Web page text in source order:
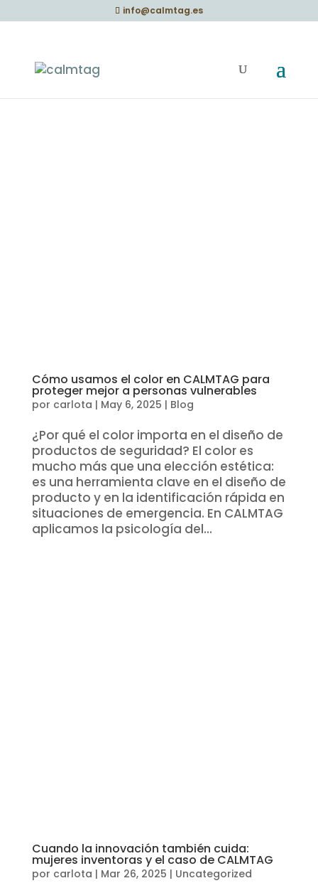
info@calmtag.es
Cómo usamos el color en CALMTAG para
proteger mejor a personas vulnerables
por carlota | May 6, 2025 | Blog
¿Por qué el color importa en el diseño de
productos de seguridad? El color es
mucho más que una elección estética:
es una herramienta clave en el diseño de
producto y en la identificación rápida en
situaciones de emergencia. En CALMTAG
aplicamos la psicología del...
Cuando la innovación también cuida:
mujeres inventoras y el caso de CALMTAG
por carlota | Mar 26, 2025 | Uncategorized